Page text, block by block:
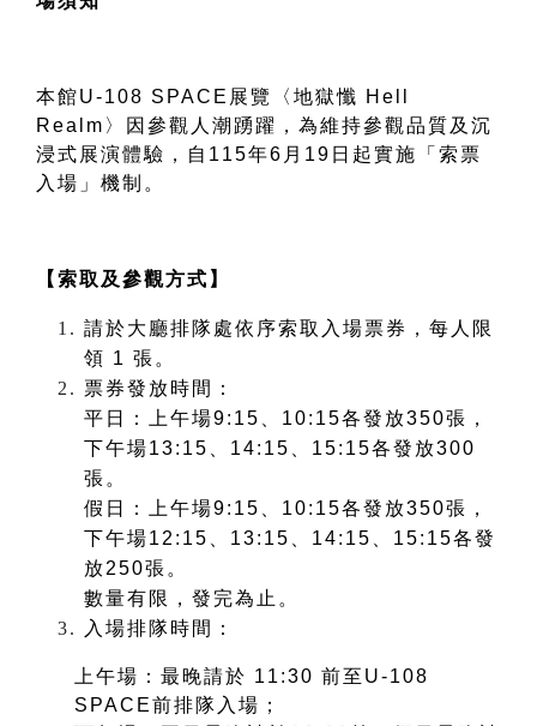
本館U-108 SPACE 展覽〈地獄懺 Hell
Realm 〉因參觀人潮踴躍，為維持參觀品質及沉
浸式展演體驗，自 115年6 月 19 日起實施「索票
入場」機制。
【索取及參觀方式】
請於大廳排隊處依序索取 入場票券 ，每人限
領 1 張。
票券發放時間：
平日：上午場9:15 10:15各發放350張，
下午場13:15 14:15 15:15各發放300
張。
假日：
上午場9:15 10:15各發放350張，
下午場12:15 13:15 14:15 15:15各發
放250張。
數量有限，發完為止。
入場排隊時間：
上午場：最晚請於 11:30 前至 U-108
SPACE前排隊入場；